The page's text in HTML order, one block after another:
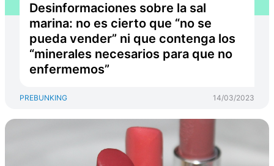
Desinformaciones sobre la sal
marina: no es cierto que “no se
pueda vender” ni que contenga los
“minerales necesarios para que no
enfermemos”
PREBUNKING 14/03/2023